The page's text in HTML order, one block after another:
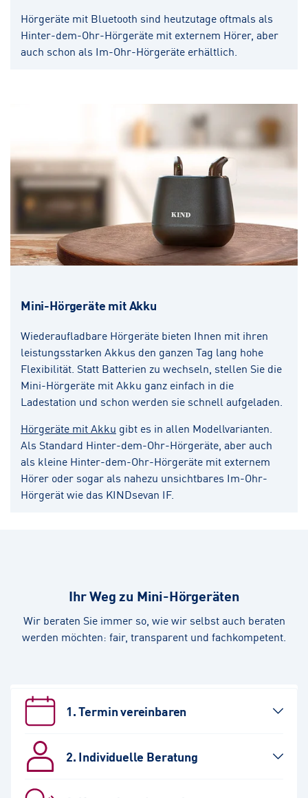
Hörgeräte mit Bluetooth sind heutzutage oftmals als
Hinter-dem-Ohr-Hörgeräte mit externem Hörer, aber
auch schon als Im-Ohr-Hörgeräte erhältlich.
Mini-Hörgeräte mit Akku
Wiederaufladbare Hörgeräte bieten Ihnen mit ihren
leistungsstarken Akkus den ganzen Tag lang hohe
Flexibilität. Statt Batterien zu wechseln, stellen Sie die
Mini-Hörgeräte mit Akku ganz einfach in die
Ladestation und schon werden sie schnell aufgeladen.
Hörgeräte mit Akku gibt es in allen Modellvarianten.
Als Standard Hinter-dem-Ohr-Hörgeräte, aber auch
als kleine Hinter-dem-Ohr-Hörgeräte mit externem
Hörer oder sogar als nahezu unsichtbares Im-Ohr-
Hörgerät wie das KINDsevan IF.
Ihr Weg zu Mini-Hörgeräten
Wir beraten Sie immer so, wie wir selbst auch beraten
werden möchten: fair, transparent und fachkompetent.
1. Termin vereinbaren
2. Individuelle Beratung